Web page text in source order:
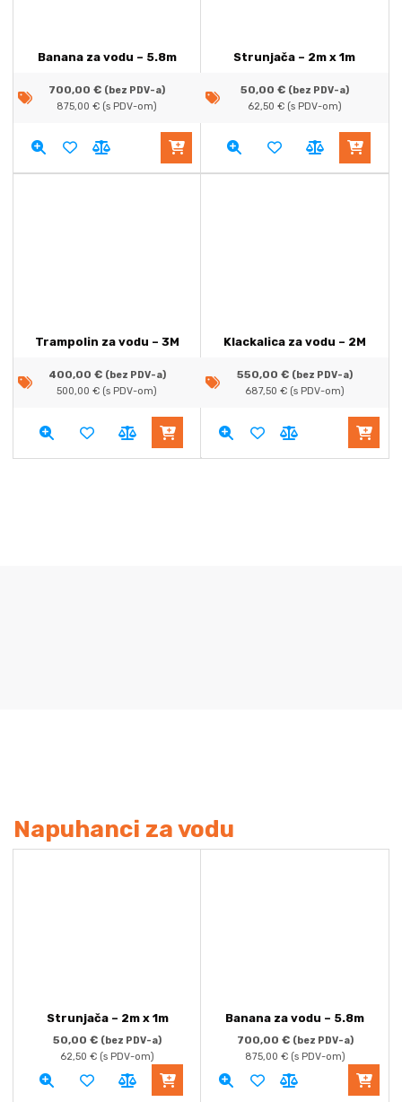
Banana za vodu – 5.8m
700,00 € (bez PDV-a)
875,00 € (s PDV-om)
Strunjača – 2m x 1m
50,00 € (bez PDV-a)
62,50 €(s PDV-om)
Trampolin za vodu – 3M
400,00 € (bez PDV-a)
500,00 € (s PDV-om)
Klackalica za vodu – 2M
550,00 € (bez PDV-a)
687,50 €(s PDV-om)
Napuhanci za vodu
Strunjača – 2m x 1m
50,00 € (bez PDV-a)
62,50 € (s PDV-om)
Banana za vodu – 5.8m
700,00 € (bez PDV-a)
875,00 €(s PDV-om)